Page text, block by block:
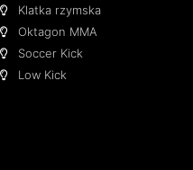
Klatka rzymska
Oktagon MMA
Soccer Kick
Low Kick